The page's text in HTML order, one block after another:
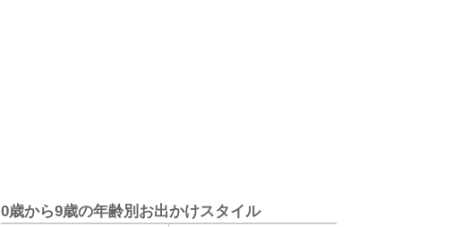
0歳から9歳の年齢別お出かけスタイル